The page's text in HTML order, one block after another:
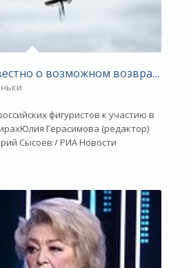
о возможном
фигуристов к участию в
Герасимова (редактор)
Сысоев / РИА Новости